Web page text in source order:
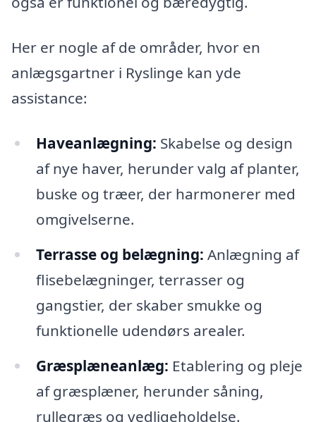
Her er nogle af de områder, hvor en
anlægsgartner i Ryslinge kan yde
assistance:
Haveanlægning: Skabelse og design
af nye haver, herunder valg af planter,
buske og træer, der harmonerer med
omgivelserne.
Terrasse og belægning: Anlægning af
flisebelægninger, terrasser og
gangstier, der skaber smukke og
funktionelle udendørs arealer.
Græsplæneanlæg: Etablering og pleje
af græsplæner, herunder såning,
rullegræs og vedligeholdelse.